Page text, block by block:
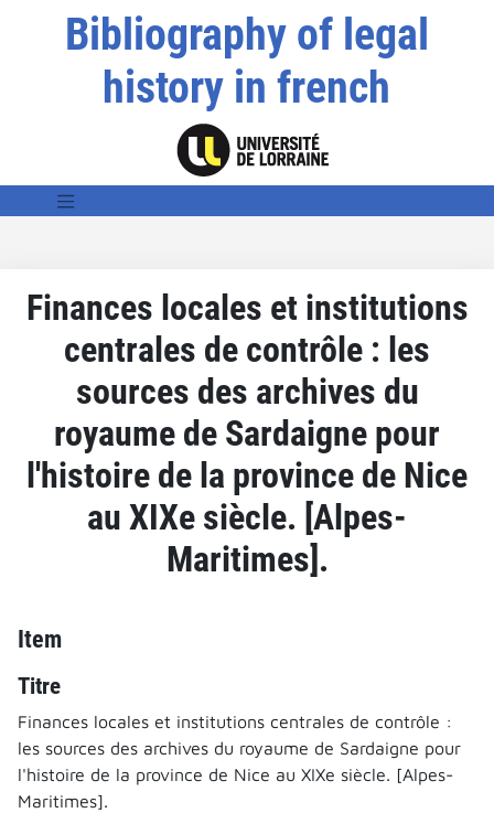
Bibliography of legal
history in french
Finances locales et institutions
centrales de contrôle : les
sources des archives du
royaume de Sardaigne pour
l'histoire de la province de Nice
au XIXe siècle. [Alpes-
Maritimes].
Item
Titre
Finances locales et institutions centrales de contrôle :
les sources des archives du royaume de Sardaigne pour
l'histoire de la province de Nice au XIXe siècle. [Alpes-
Maritimes].